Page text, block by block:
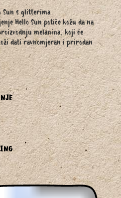
Sun s glitterima
Hello Sun potiče kožu da na
melanina, koji će
dati ravnomjeran i prirodan